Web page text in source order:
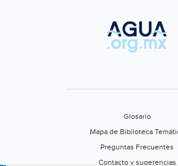
Glosario
Mapa de Biblioteca
Preguntas Frecuentes
Contacto y sugerencias